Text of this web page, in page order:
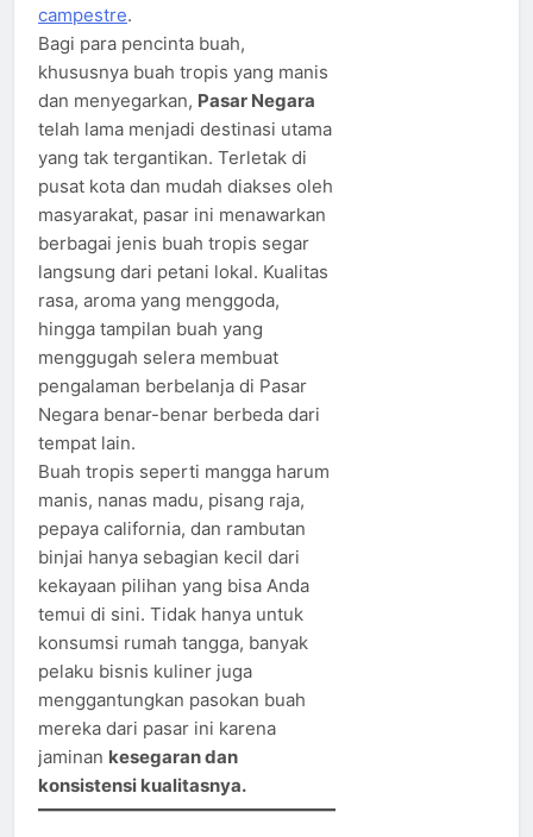
campestre.
Bagi para pencinta buah,
khususnya buah tropis yang manis
dan menyegarkan, Pasar Negara
telah lama menjadi destinasi utama
yang tak tergantikan. Terletak di
pusat kota dan mudah diakses oleh
masyarakat, pasar ini menawarkan
berbagai jenis buah tropis segar
langsung dari petani lokal. Kualitas
rasa, aroma yang menggoda,
hingga tampilan buah yang
menggugah selera membuat
pengalaman berbelanja di Pasar
Negara benar-benar berbeda dari
tempat lain.
Buah tropis seperti mangga harum
manis, nanas madu, pisang raja,
pepaya california, dan rambutan
binjai hanya sebagian kecil dari
kekayaan pilihan yang bisa Anda
temui di sini. Tidak hanya untuk
konsumsi rumah tangga, banyak
pelaku bisnis kuliner juga
menggantungkan pasokan buah
mereka dari pasar ini karena
jaminan kesegaran dan
konsistensi kualitasnya.